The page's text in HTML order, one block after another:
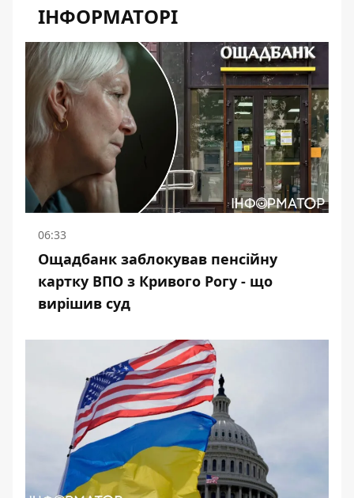
ІНФОРМАТОРІ
06:33
Ощадбанк заблокував пенсійну
картку ВПО з Кривого Рогу - що
вирішив суд